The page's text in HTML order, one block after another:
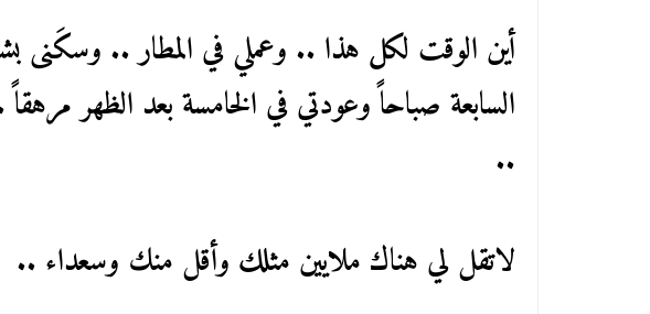
أين الوقت لكل هذا .. وعملي في المطار .. وسكَنى
السابعة صباحاً وعودتي في الخامسة بعد الظهر
..
لاتقل لي هناك ملايين مثلك وأقل منك وسعداء ..